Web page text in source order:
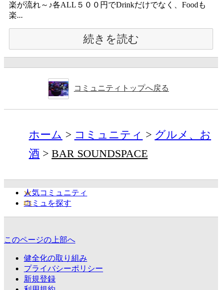
楽が流れ～♪各ALL５００円でDrinkだけでなく、Foodも
楽...
続きを読む
コミュニティトップへ戻る
ホーム コミュニティ
グルメ、お
酒
BAR SOUNDSPACE
人気コミュニティ
コミュを探す
このページの上部へ
健全化の取り組み
プライバシーポリシー
新規登録